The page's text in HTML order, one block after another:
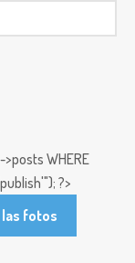
>posts WHERE
?>
fotos